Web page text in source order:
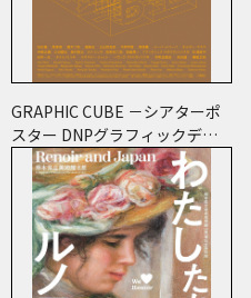
GRAPHIC CUBE －シアターポ
スター DNPグラフィックデザ
イン・アーカイブより